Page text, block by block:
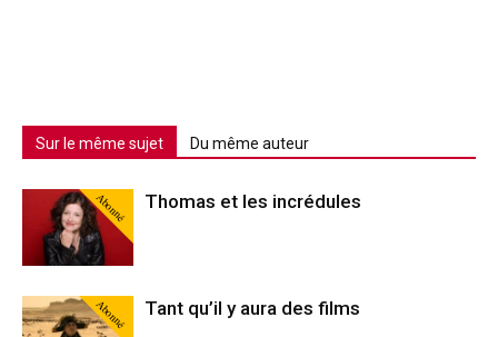
Sur le même sujet Du même auteur
Abonné Thomas et les incrédules
Abonné Tant qu’il y aura des films